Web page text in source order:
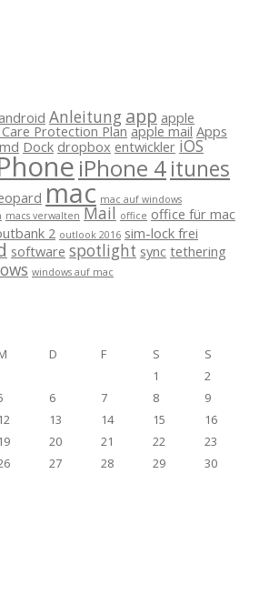
android Anleitung app apple
Protection Plan apple mail Apps
Dock dropbox entwickler iOS
iPhone 4itunes
mac mac auf windows
macs verwalten Mail office office für mac
2 outlook 2016 sim-lock frei
software spotlight sync tethering
windows auf mac
D F S
S
1
2
6 7 8
9
12 13 14 15
16
19 20 21 22
23
27 28 29
30